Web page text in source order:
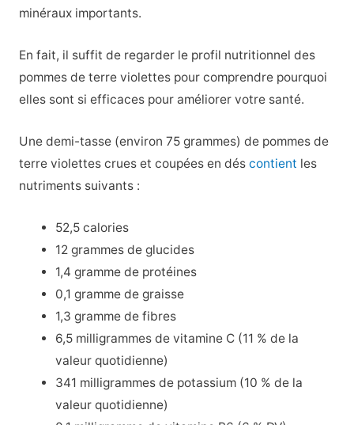
minéraux importants.
En fait, il suffit de regarder le profil nutritionnel des
pommes de terre violettes pour comprendre pourquoi
elles sont si efficaces pour améliorer votre santé.
Une demi-tasse (environ 75 grammes) de pommes de
terre violettes crues et coupées en dés contient les
nutriments suivants :
52,5 calories
12 grammes de glucides
1,4 gramme de protéines
0,1 gramme de graisse
1,3 gramme de fibres
6,5 milligrammes de vitamine C (11 % de la
valeur quotidienne)
341 milligrammes de potassium (10 % de la
valeur quotidienne)